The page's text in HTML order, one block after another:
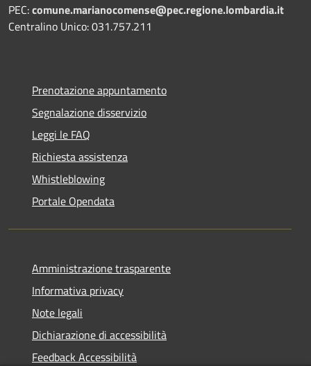
PEC:comune.marianocomense@pec.regione.lombardia.it
Centralino Unico: 031.757.211
Prenotazione appuntamento
Segnalazione disservizio
Leggi le FAQ
Richiesta assistenza
Whistleblowing
Portale Opendata
Amministrazione trasparente
Informativa privacy
Note legali
Dichiarazione di accessibilità
Feedback Accessibilità